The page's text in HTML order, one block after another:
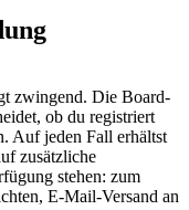
zwingend. Die Board-
ob du registriert
Auf jeden Fall erhältst
zusätzliche
stehen: zum
E-Mail-Versand an